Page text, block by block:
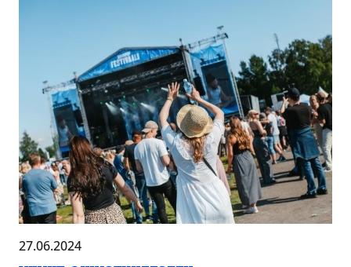
27.06.2024